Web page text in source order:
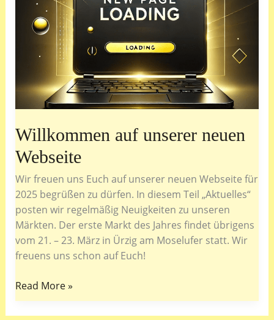
Saisonstart
Ürzig!
Willkommen auf unserer neuen
Webseite
Wir freuen uns Euch auf unserer neuen Webseite für
2025 begrüßen zu dürfen. In diesem Teil „Aktuelles“
posten wir regelmäßig Neuigkeiten zu unseren
Märkten. Der erste Markt des Jahres findet übrigens
vom 21. – 23. März in Ürzig am Moselufer statt. Wir
freuens uns schon auf Euch!
Willkommen
auf
unserer
Read More »